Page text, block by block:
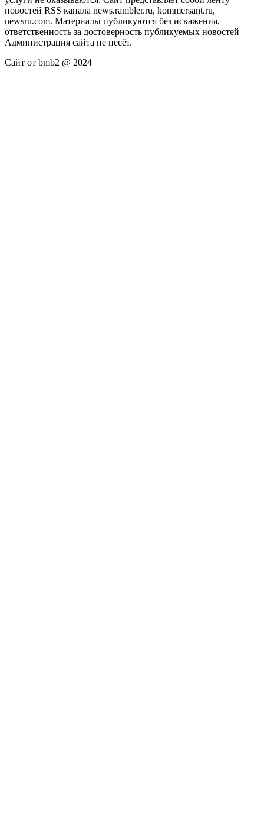
новостей RSS канала news.rambler.ru, kommersant.ru,
newsru.com. Материалы публикуются без искажения,
ответственность за достоверность публикуемых новостей
Администрация сайта не несёт.
Сайт от bmb2 @ 2024